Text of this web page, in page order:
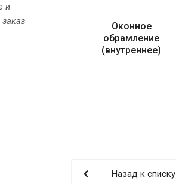
Оконное
обрамление
(внутреннее)
Назад к списку
и